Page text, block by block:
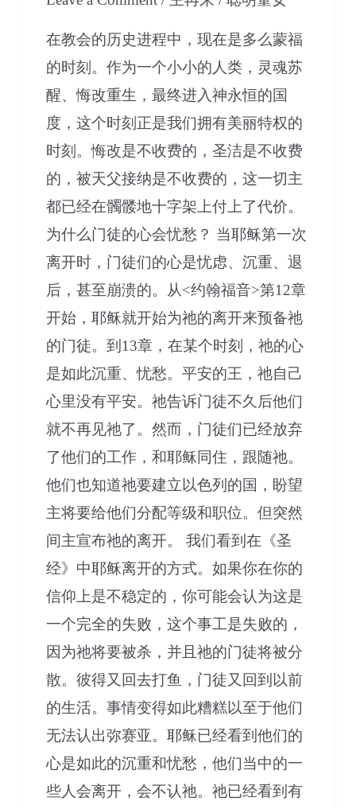
候，
而
在
祂
必
有
答
案-
下
集
在教会的历史进程中，现在是多么蒙福
的时刻。作为一个小小的人类，灵魂苏
醒、悔改重生，最终进入神永恒的国
度，这个时刻正是我们拥有美丽特权的
时刻。悔改是不收费的，圣洁是不收费
的，被天父接纳是不收费的，这一切主
都已经在髑髅地十字架上付上了代价。
为什么门徒的心会忧愁？ 当耶稣第一次
离开时，门徒们的心是忧虑、沉重、退
后，甚至崩溃的。从<约翰福音>第12章
开始，耶稣就开始为祂的离开来预备祂
的门徒。到13章，在某个时刻，祂的心
是如此沉重、忧愁。平安的王，祂自己
心里没有平安。祂告诉门徒不久后他们
就不再见祂了。然而，门徒们已经放弃
了他们的工作，和耶稣同住，跟随祂。
他们也知道祂要建立以色列的国，盼望
主将要给他们分配等级和职位。但突然
间主宣布祂的离开。 我们看到在《圣
经》中耶稣离开的方式。如果你在你的
信仰上是不稳定的，你可能会认为这是
一个完全的失败，这个事工是失败的，
因为祂将要被杀，并且祂的门徒将被分
散。彼得又回去打鱼，门徒又回到以前
的生活。事情变得如此糟糕以至于他们
无法认出弥赛亚。耶稣已经看到他们的
心是如此的沉重和忧愁，他们当中的一
些人会离开，会不认祂。祂已经看到有